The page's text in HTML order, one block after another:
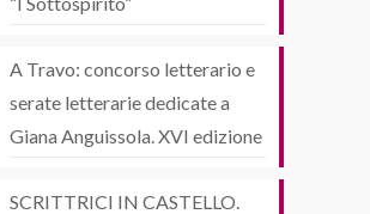
A Travo: concorso letterario e
serate letterarie dedicate a
Giana Anguissola. XVI edizione
SCRITTRICI IN CASTELLO.